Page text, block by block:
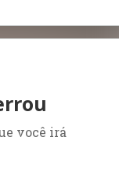
você irá